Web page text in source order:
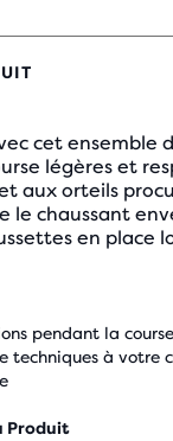
cet ensemble
légères et
aux orteils
le chaussant
en place
pendant la
techniques à votre
Produit